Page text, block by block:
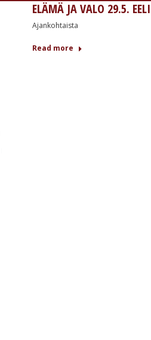
ELÄMÄ JA VALO 29.5.
Ajankohtaista
Read more